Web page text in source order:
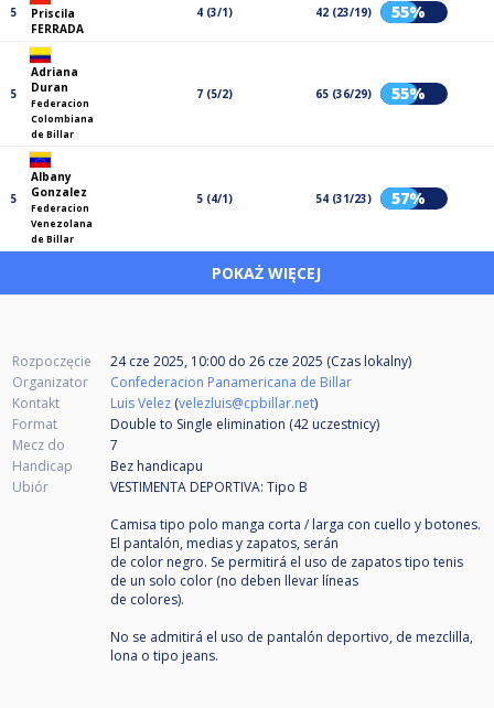
5
Priscila
FERRADA
4 (3/1) 42 (23/19) 55%
5
Adriana
Duran
Federacion
Colombiana
de Billar
7 (5/2) 65 (36/29) 55%
5
Albany
Gonzalez
Federacion
Venezolana
de Billar
5 (4/1) 54 (31/23) 57%
POKAŻ WIĘCEJ
Rozpoczęcie 24 cze 2025, 10:00 do 26 cze 2025 (Czas lokalny)
Organizator
Confederacion Panamericana de Billar
Kontakt
Luis Velez (velezluis@cpbillar.net)
Format
Double to Single elimination (42 uczestnicy)
Mecz do
7
Handicap
Bez handicapu
Ubiór
VESTIMENTA DEPORTIVA: Tipo B
Camisa tipo polo manga corta / larga con cuello y botones.
El pantalón, medias y zapatos, serán
de color negro. Se permitirá el uso de zapatos tipo tenis
de un solo color (no deben llevar líneas
de colores).
No se admitirá el uso de pantalón deportivo, de mezclilla,
lona o tipo jeans.